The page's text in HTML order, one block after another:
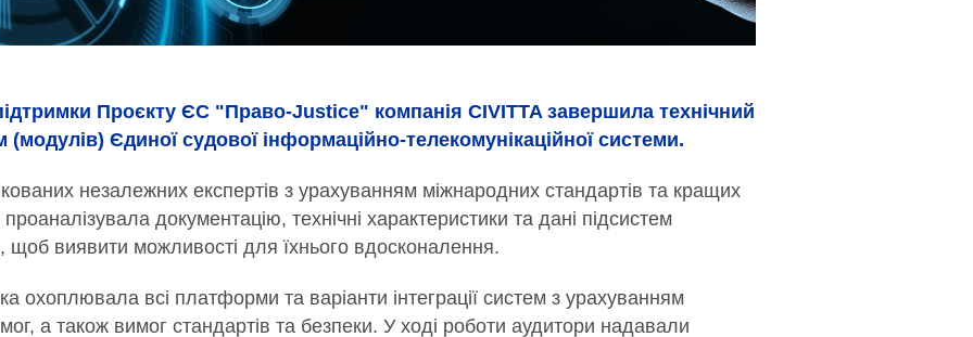
Проєкту ЄС "Право-Justice" компанія CIVITTA завершила технічний
(модулів) Єдиної судової інформаційно-телекомунікаційної системи.
незалежних експертів з урахуванням міжнародних стандартів та кращих
проаналізувала документацію, технічні характеристики та дані підсистем
виявити можливості для їхнього вдосконалення.
охоплювала всі платформи та варіанти інтеграції систем з урахуванням
а також вимог стандартів та безпеки. У ході роботи аудитори надавали